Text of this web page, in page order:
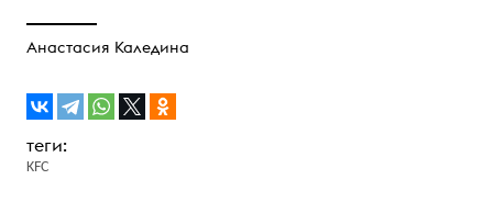
Анастасия Каледина
KFC